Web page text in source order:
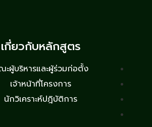
เกี่ยวกับหลักสูตร
ะผู้บริหารและผู้ร่วมก่อตั้ง
เจ้าหน้าที่โครงการ
นักวิเคราะห์ปฎิบัติการ